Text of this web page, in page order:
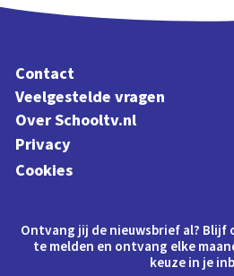
Contact
Veelgestelde vragen
Over Schooltv.nl
Privacy
Cookies
Ontvang jij de nieuwsbrief al? Blijf
te melden en ontvang elke
keuze in je